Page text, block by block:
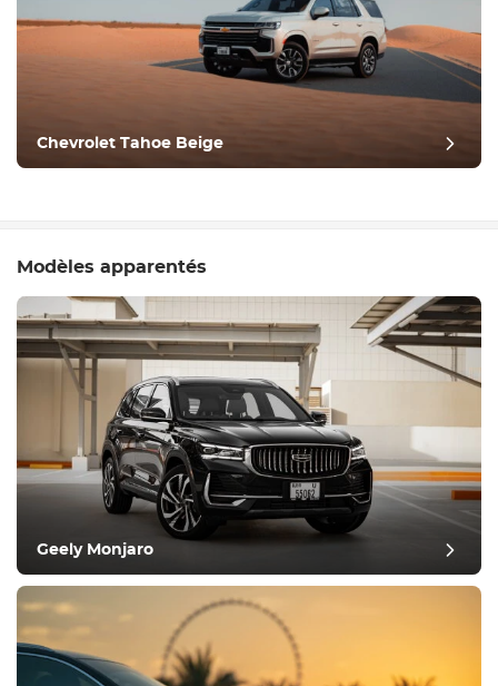
Chevrolet Tahoe Beige
Modèles apparentés
Geely Monjaro